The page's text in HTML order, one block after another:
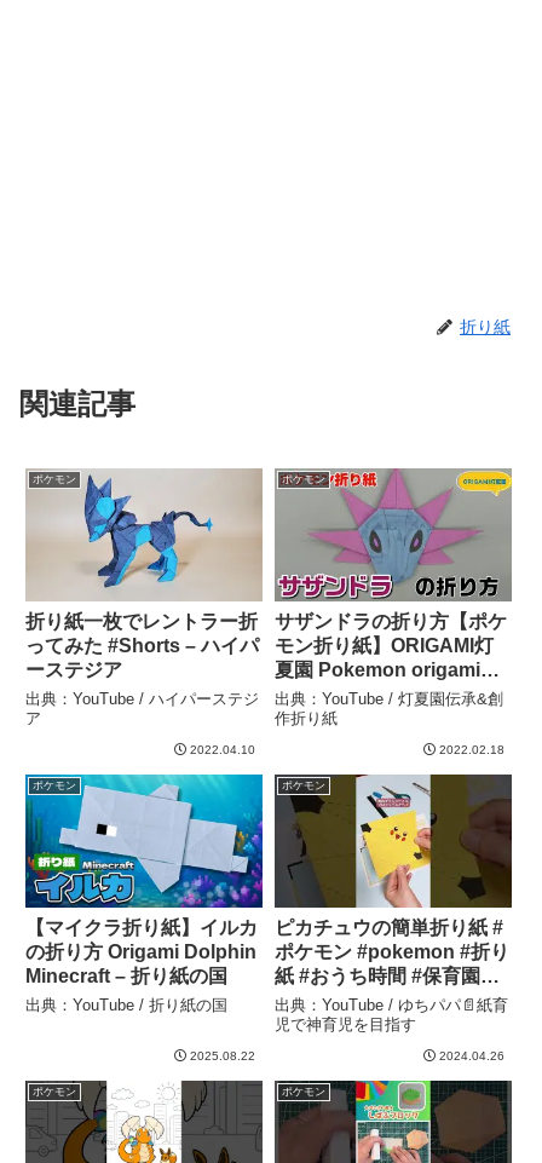
折り紙
関連記事
ポケモン
折り紙一枚でレントラー折
ってみた #Shorts – ハイパ
ーステジア
出典：YouTube / ハイパーステジ
ア
2022.04.10
ポケモン
サザンドラの折り方【ポケ
モン折り紙】ORIGAMI灯
夏園 Pokemon origami
Hydreigon – 灯夏園伝承&
創作折り紙
出典：YouTube / 灯夏園伝承&創
作折り紙
2022.02.18
ポケモン
【マイクラ折り紙】イルカ
の折り方 Origami Dolphin
Minecraft – 折り紙の国
出典：YouTube / 折り紙の国
2025.08.22
ポケモン
ピカチュウの簡単折り紙 #
ポケモン #pokemon #折り
紙 #おうち時間 #保育園製
作 #育児 – ゆちパパ📄紙育
児で神育児を目指す
出典：YouTube / ゆちパパ📄紙育
児で神育児を目指す
2024.04.26
ポケモン ポケモン